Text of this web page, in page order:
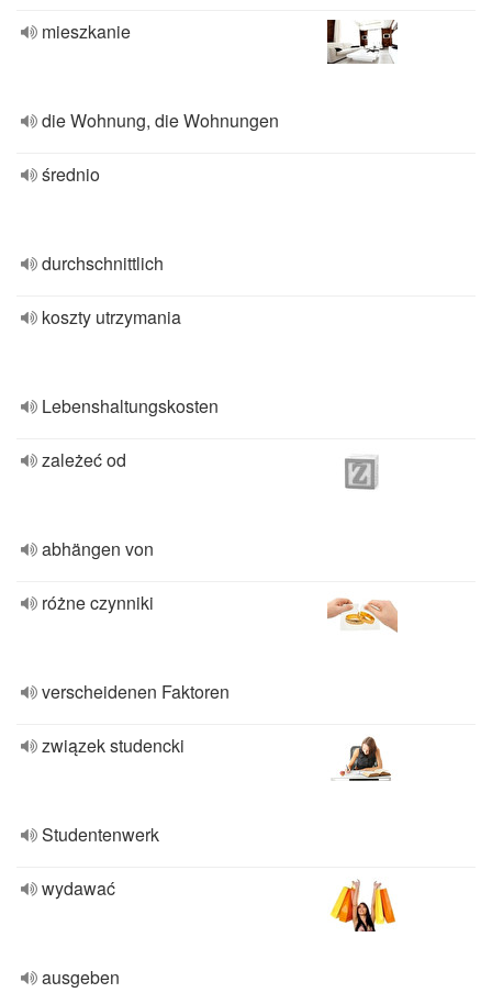
mieszkanie
die Wohnung, die Wohnungen
średnio
durchschnittlich
koszty utrzymania
Lebenshaltungskosten
zależeć od
abhängen von
różne czynniki
verscheidenen Faktoren
związek studencki
Studentenwerk
wydawać
ausgeben